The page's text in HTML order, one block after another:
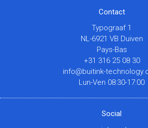
Contact
Typograaf 1
NL-6921 VB Duiven
Pays-Bas
+31 316 25 08 30
info@buitink-
Lun-Ven 08:30-17:00
Social